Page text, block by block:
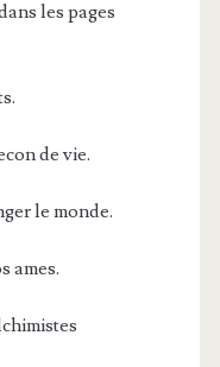
les pages
de vie.
le monde.
ames.